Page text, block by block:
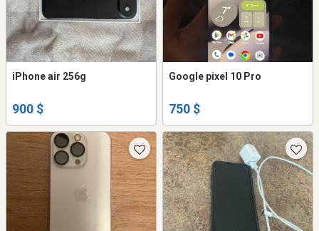
iPhone air 256g
900 $
Google pixel 10 Pro
750 $